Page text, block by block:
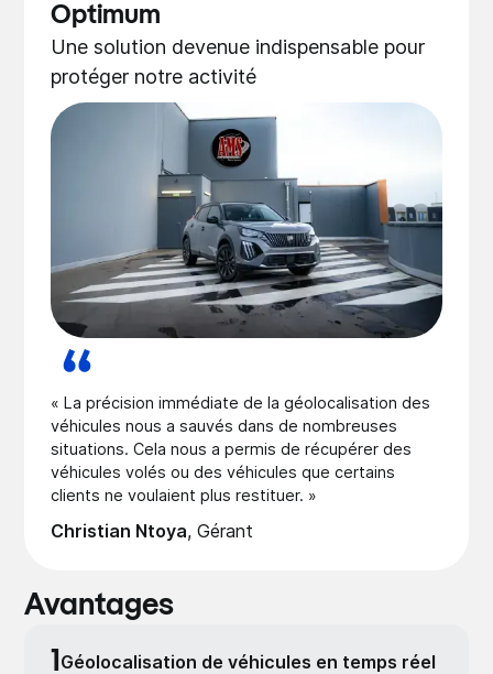
Optimum
Une solution devenue indispensable pour
protéger notre activité
« La précision immédiate de la géolocalisation des
véhicules nous a sauvés dans de nombreuses
situations. Cela nous a permis de récupérer des
véhicules volés ou des véhicules que certains
clients ne voulaient plus restituer. »
Christian Ntoya,Gérant
Avantages
1 Géolocalisation de véhicules en temps réel